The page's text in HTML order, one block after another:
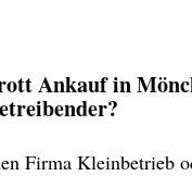
Ankauf in
Firma Kleinbetrieb